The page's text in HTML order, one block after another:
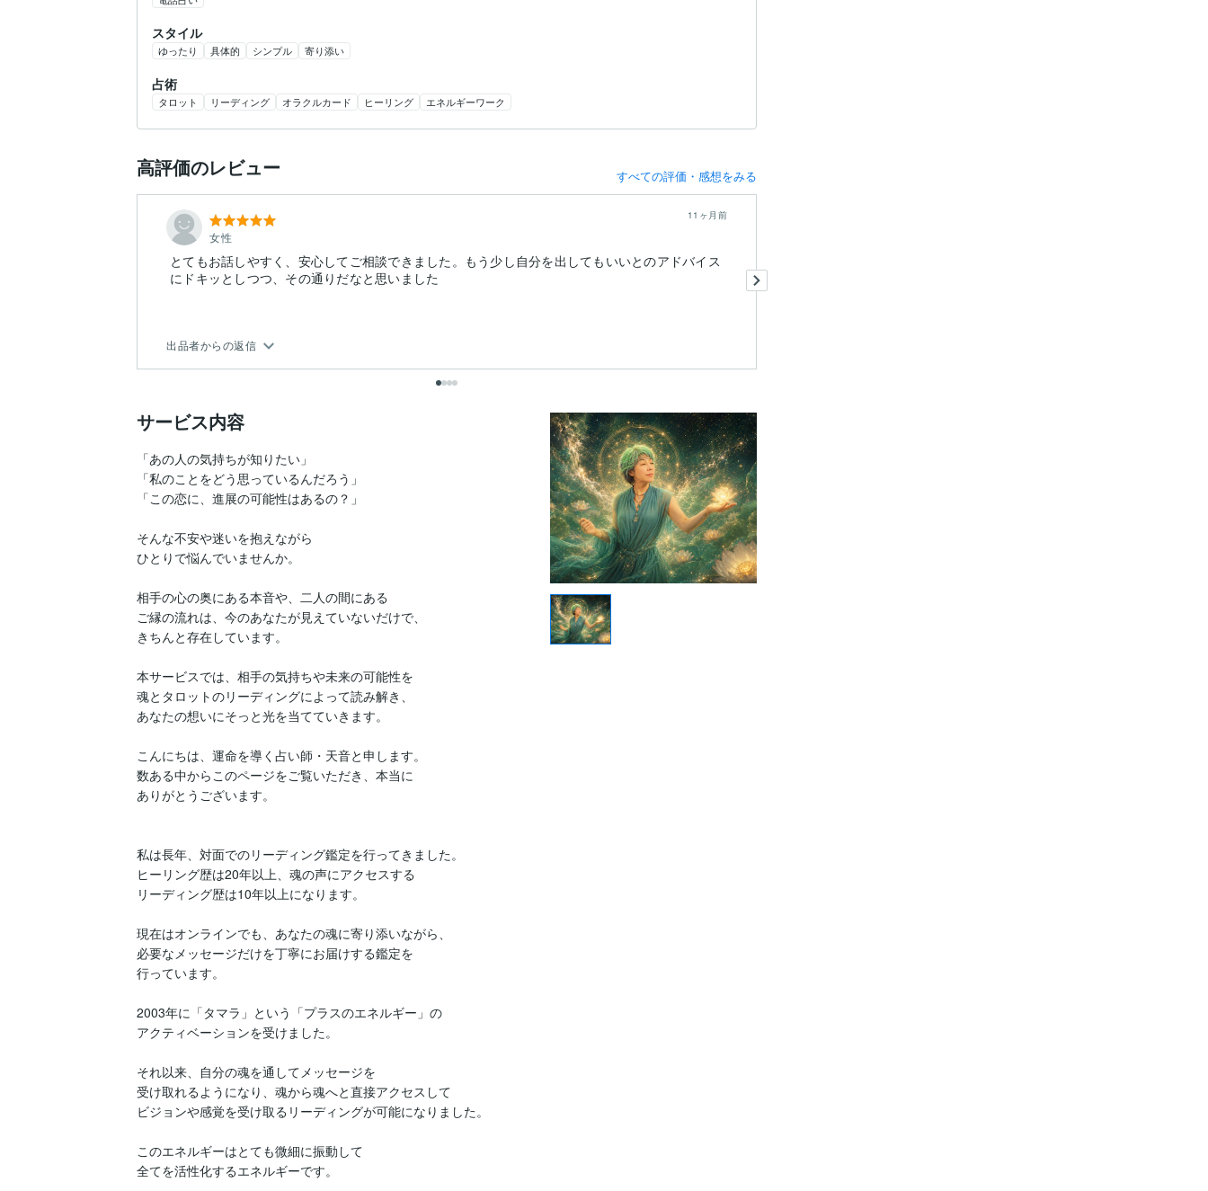
スタイル
ゆったり 具体的 シンプル 寄り添い
占術
タロット リーディング オラクルカード ヒーリング エネルギーワーク
高評価のレビュー すべての評価・感想をみる
女性
11ヶ月前
とてもお話しやすく、安心してご相談できました。もう少し自分を出してもいいとのアドバイス
にドキッとしつつ、その通りだなと思いました
出品者からの返信
サービス内容
「あの人の気持ちが知りたい」
「私のことをどう思っているんだろう」
「この恋に、進展の可能性はあるの？」
そんな不安や迷いを抱えながら
ひとりで悩んでいませんか。
相手の心の奥にある本音や、二人の間にある
ご縁の流れは、今のあなたが見えていないだけで、
きちんと存在しています。
本サービスでは、相手の気持ちや未来の可能性を
魂とタロットのリーディングによって読み解き、
あなたの想いにそっと光を当てていきます。
こんにちは、運命を導く占い師・天音と申します。
数ある中からこのページをご覧いただき、本当に
ありがとうございます。
私は長年、対面でのリーディング鑑定を行ってきました。
ヒーリング歴は20年以上、魂の声にアクセスする
リーディング歴は10年以上になります。
現在はオンラインでも、あなたの魂に寄り添いながら、
必要なメッセージだけを丁寧にお届けする鑑定を
行っています。
2003年に「タマラ」という「プラスのエネルギー」の
アクティベーションを受けました。
それ以来、自分の魂を通してメッセージを
受け取れるようになり、魂から魂へと直接アクセスして
ビジョンや感覚を受け取るリーディングが可能になりました。
このエネルギーはとても微細に振動して
全てを活性化するエネルギーです。